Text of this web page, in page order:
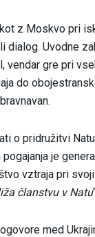
z Moskvo pri
dialog. Uvodne
gre pri
do
o pridružitvi
je
vztraja pri
članstvu v Natu
med